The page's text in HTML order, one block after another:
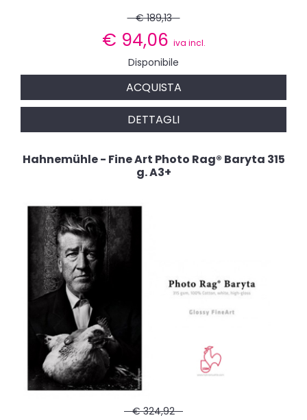
€ 189,13
€ 94,06 iva incl.
Disponibile
ACQUISTA
DETTAGLI
Hahnemühle - Fine Art Photo Rag® Baryta 315
g. A3+
€ 324,92